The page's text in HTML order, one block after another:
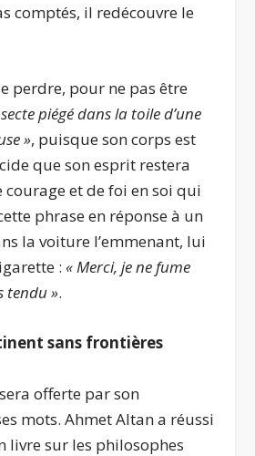
comptés, il redécouvre le
perdre, pour ne pas être
piégé dans la toile d’une
», puisque son corps est
que son esprit restera
courage et de foi en soi qui
phrase en réponse à un
la voiture l’emmenant, lui
:« Merci, je ne fume
tendu ».
sans frontières
offerte par son
mots. Ahmet Altan a réussi
livre sur les philosophes